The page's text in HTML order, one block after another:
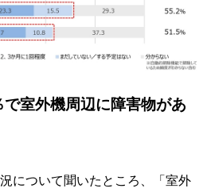
室外機周辺に障害物があ
について聞いたところ、「室外